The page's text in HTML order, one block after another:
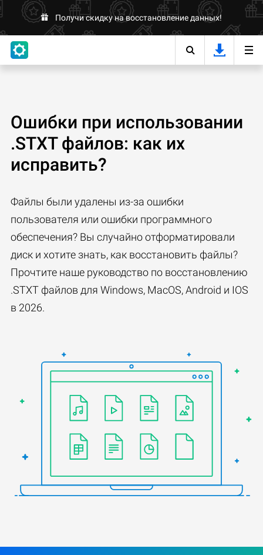
Получи скидку на восстановление данных!
Ошибки при использовании
.STXT файлов: как их
исправить?
Файлы были удалены из-за ошибки
пользователя или ошибки программного
обеспечения? Вы случайно отформатировали
диск и хотите знать, как восстановить файлы?
Прочтите наше руководство по восстановлению
.STXT файлов для Windows, MacOS, Android и IOS
в 2026.